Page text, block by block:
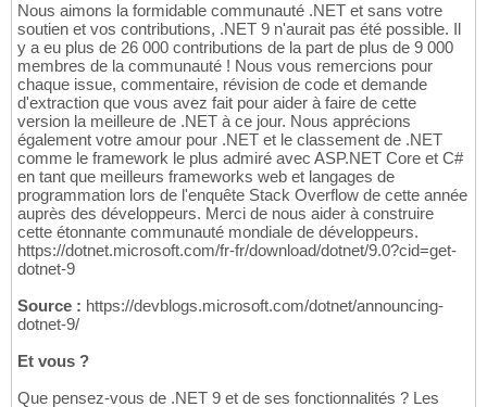
Nous aimons la formidable communauté .NET et sans votre
soutien et vos contributions, .NET 9 n'aurait pas été possible. Il
y a eu plus de 26 000 contributions de la part de plus de 9 000
membres de la communauté ! Nous vous remercions pour
chaque issue, commentaire, révision de code et demande
d'extraction que vous avez fait pour aider à faire de cette
version la meilleure de .NET à ce jour. Nous apprécions
également votre amour pour .NET et le classement de .NET
comme le framework le plus admiré avec ASP.NET Core et C#
en tant que meilleurs frameworks web et langages de
programmation lors de l'enquête Stack Overflow de cette année
auprès des développeurs. Merci de nous aider à construire
cette étonnante communauté mondiale de développeurs.
https://dotnet.microsoft.com/fr-fr/download/dotnet/9.0?cid=get-
dotnet-9
Source : https://devblogs.microsoft.com/dotnet/announcing-
dotnet-9/
Et vous ?
Que pensez-vous de .NET 9 et de ses fonctionnalités ? Les